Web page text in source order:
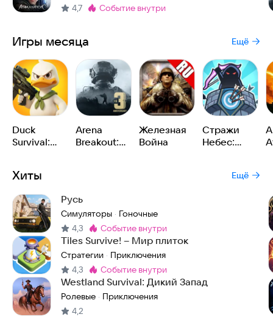
4,7 Метка:
событие внутри
Игры месяца Ещё
Duck
Survival:
Arena
Breakout:
Железная
Война
Стражи
Небес:
Хиты Ещё
Русь
Симуляторы · Гоночные
4,3
Метка:
событие внутри
Tiles Survive! – Мир плиток
Стратегии · Приключения
4,3
Метка:
событие внутри
Westland Survival: Дикий Запад
Ролевые · Приключения
4,2